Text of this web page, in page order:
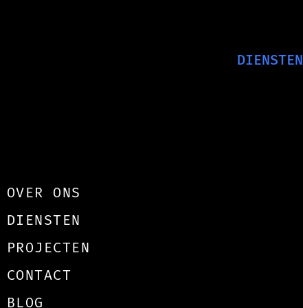
DIENSTEN
OVER ONS
DIENSTEN
PROJECTEN
CONTACT
BLOG